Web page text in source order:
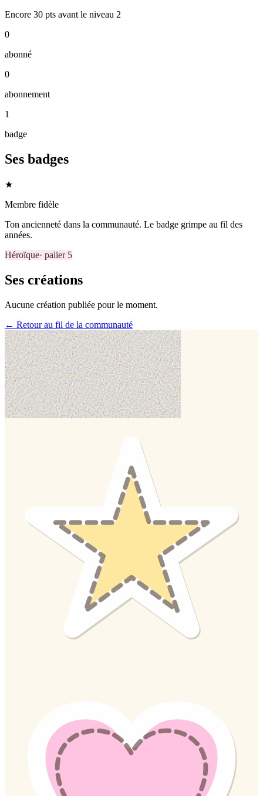
Encore 30 pts avant le niveau 2
0
abonné
0
abonnement
1
badge
Ses badges
★
Membre fidèle
Ton ancienneté dans la communauté. Le badge grimpe au fil des
années.
Héroïque· palier 5
Ses créations
Aucune création publiée pour le moment.
← Retour au fil de la communauté